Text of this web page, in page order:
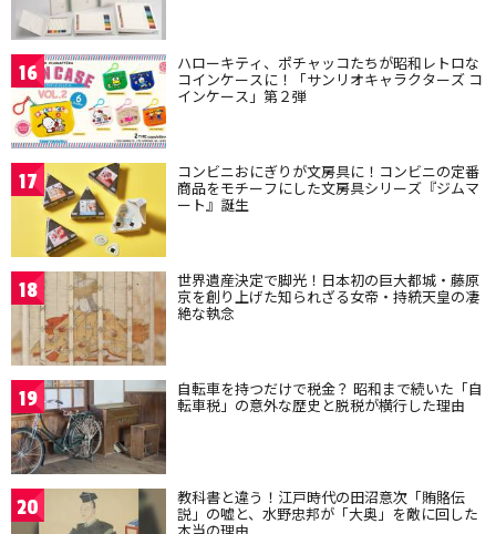
16 ハローキティ、ポチャッコたちが昭和レトロな
コインケースに！「サンリオキャラクターズ コ
インケース」第２弾
17 コンビニおにぎりが文房具に！コンビニの定番
商品をモチーフにした文房具シリーズ『ジムマ
ート』誕生
18 世界遺産決定で脚光！日本初の巨大都城・藤原
京を創り上げた知られざる女帝・持統天皇の凄
絶な執念
19 自転車を持つだけで税金？ 昭和まで続いた「自
転車税」の意外な歴史と脱税が横行した理由
20 教科書と違う！江戸時代の田沼意次「賄賂伝
説」の嘘と、水野忠邦が「大奥」を敵に回した